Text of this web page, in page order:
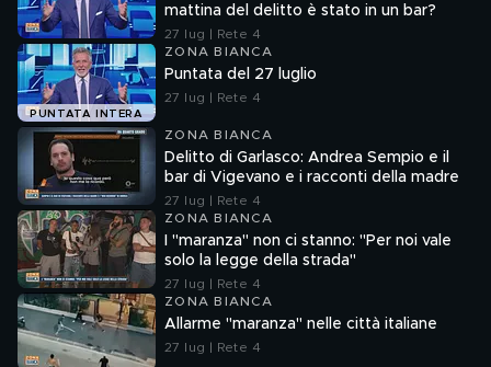
mattina del delitto è stato in un bar?
27 lug | Rete 4
PUNTATA INTERA
ZONA BIANCA
Puntata del 27 luglio
27 lug | Rete 4
ZONA BIANCA
Delitto di Garlasco: Andrea Sempio e il
bar di Vigevano e i racconti della madre
27 lug | Rete 4
ZONA BIANCA
I "maranza" non ci stanno: "Per noi vale
solo la legge della strada"
27 lug | Rete 4
ZONA BIANCA
Allarme "maranza" nelle città italiane
27 lug | Rete 4